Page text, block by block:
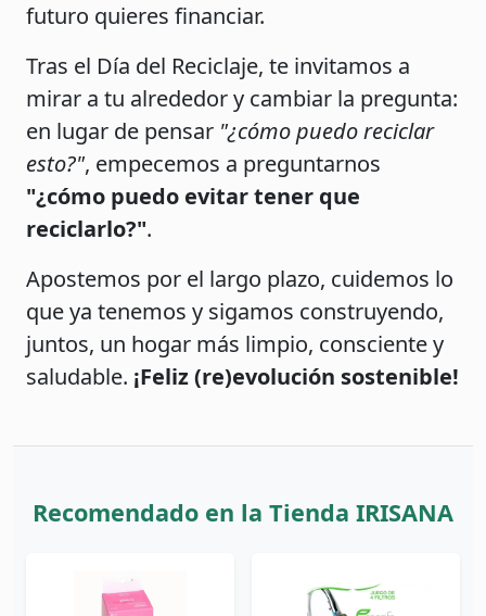
futuro quieres financiar.
Tras el Día del Reciclaje, te invitamos a
mirar a tu alrededor y cambiar la pregunta:
en lugar de pensar "¿cómo puedo reciclar
esto?", empecemos a preguntarnos
"¿cómo puedo evitar tener que
reciclarlo?".
Apostemos por el largo plazo, cuidemos lo
que ya tenemos y sigamos construyendo,
juntos, un hogar más limpio, consciente y
saludable. ¡Feliz (re)evolución sostenible!
Recomendado en la Tienda IRISANA